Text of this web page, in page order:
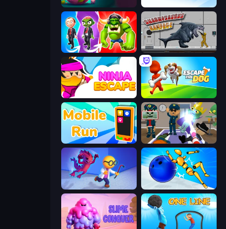
Dino Domination
Infection Town of Zombies Sharkosaurus Rampage
Ninja Escape Escape the Dog
Mobile Run Find The Alien
Bounce Out Playground Man! Ragdoll Show!